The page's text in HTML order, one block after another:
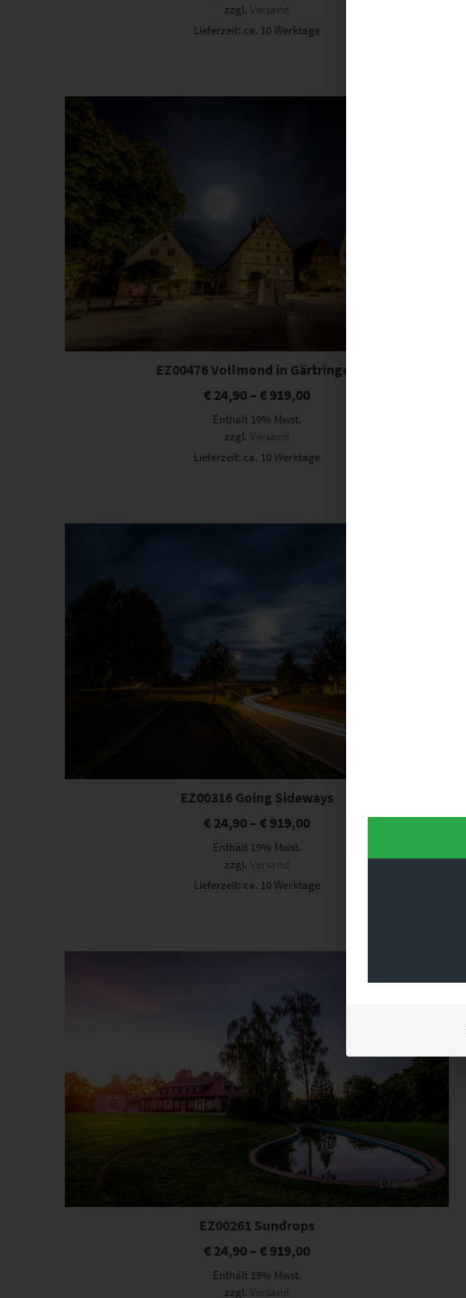
zzgl.Versand
Lieferzeit: ca. 10 Werktage
Dieses Produkt weist mehrere Varianten auf. Die Optionen können auf der Produktseite gewählt werden
EZ00476 Vollmond in Gärtringen
€ 24,90 –€ 919,00
Enthält 19% Mwst.
zzgl.Versand
Lieferzeit: ca. 10 Werktage
Dieses Produkt weist mehrere Varianten auf. Die Optionen können auf der Produktseite gewählt werden
EZ00316 Going Sideways
€ 24,90 –€ 919,00
Enthält 19% Mwst.
zzgl.Versand
Lieferzeit: ca. 10 Werktage
Dieses Produkt weist mehrere Varianten auf. Die Optionen können auf der Produktseite gewählt werden
EZ00261 Sundrops
€ 24,90 –€ 919,00
Enthält 19% Mwst.
zzgl.Versand